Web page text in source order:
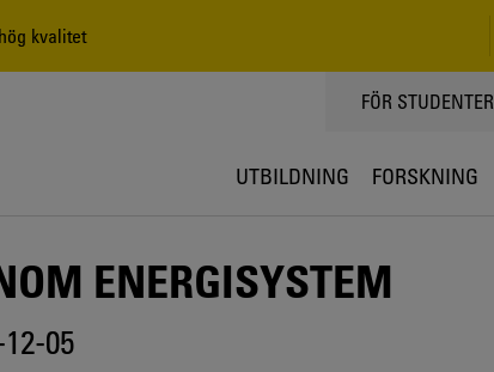
kvalitet
TOPPMENY
FÖR STUDENTER
UTBILDNING FORSKNING
ENERGISYSTEM
05